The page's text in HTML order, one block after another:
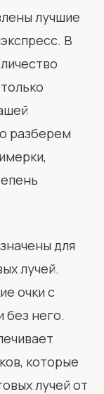
лучшие
В
разберем
для
лучей.
очки с
без него.
которые
лучей от